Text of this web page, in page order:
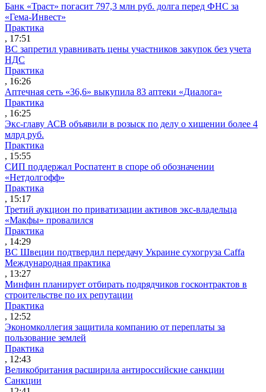
Банк «Траст» погасит 797,3 млн руб. долга перед ФНС за
«Гема-Инвест»
Практика
, 17:51
ВС запретил уравнивать цены участников закупок без учета
НДС
Практика
, 16:26
Аптечная сеть «36,6» выкупила 83 аптеки «Диалога»
Практика
, 16:25
Экс-главу АСВ объявили в розыск по делу о хищении более 4
млрд руб.
Практика
, 15:55
СИП поддержал Роспатент в споре об обозначении
«Нетдолгофф»
Практика
, 15:17
Третий аукцион по приватизации активов экс-владельца
«Макфы» провалился
Практика
, 14:29
ВС Швеции подтвердил передачу Украине сухогруза Caffa
Международная практика
, 13:27
Минфин планирует отбирать подрядчиков госконтрактов в
строительстве по их репутации
Практика
, 12:52
Экономколлегия защитила компанию от переплаты за
пользование землей
Практика
, 12:43
Великобритания расширила антироссийские санкции
Санкции